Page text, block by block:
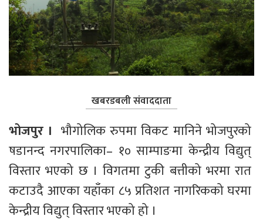
खबरडबली संवाददाता
भोजपुर । भौगोलिक रुपमा विकट मानिने भोजपुरको
षडानन्द नगरपालिका– १० साम्पाङमा केन्द्रीय विद्युत्
विस्तार भएको छ । विगतमा टुकी बत्तीको भरमा रात
कटाउदै आएका यहाँका ८५ प्रतिशत नागरिकको घरमा
केन्द्रीय विद्युत् विस्तार भएको हो ।